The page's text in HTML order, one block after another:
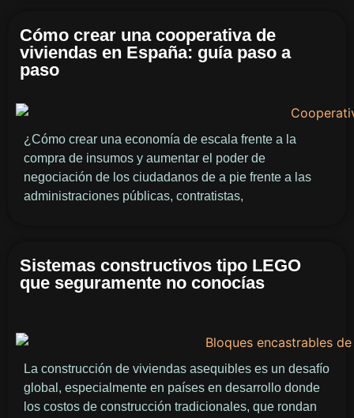
Cómo crear una cooperativa de
viviendas en España: guía paso a
paso
¿Cómo crear una economía de escala frente a la
compra de insumos y aumentar el poder de
negociación de los ciudadanos de a pie frente a las
administraciones públicas, contratistas,
Sistemas constructivos tipo LEGO
que seguramente no conocías
La construcción de viviendas asequibles es un desafío
global, especialmente en países en desarrollo donde
los costos de construcción tradicionales, que rondan